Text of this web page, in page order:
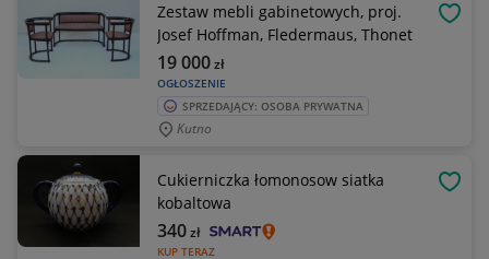
Zestaw mebli gabinetowych, proj.
Josef Hoffman, Fledermaus, Thonet
OGŁOSZENIE
19 000zł
SPRZEDAJĄCY: OSOBA PRYWATNA
Kutno
Cukierniczka łomonosow siatka
kobaltowa
KUP TERAZ
340zł